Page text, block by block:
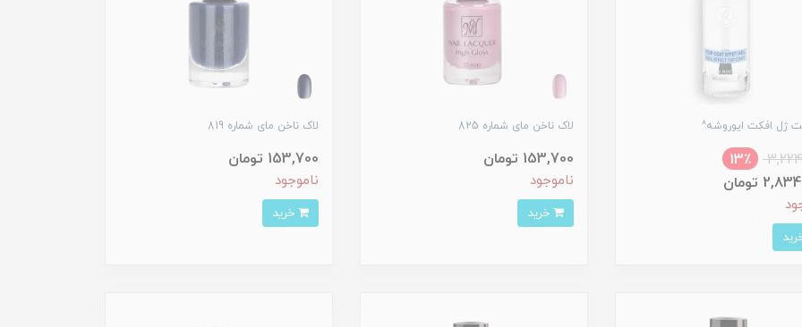
ژل افکت ایوروشه^
13٪
تومان
لاک ناخن مای شماره 825
153,700 تومان
ناموجود
خرید
لاک ناخن مای شماره 819
153,700 تومان
ناموجود
خرید